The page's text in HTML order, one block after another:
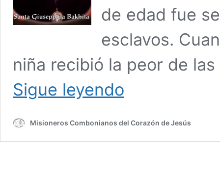
de edad fue
esclavos.
niña recibió la peor de
Sigue leyendo
Misioneros Combonianos del Corazón de Jesús